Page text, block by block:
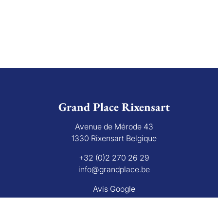
Grand Place Rixensart
Avenue de Mérode 43
1330 Rixensart Belgique
+32 (0)2 270 26 29
info@grandplace.be
Avis Google